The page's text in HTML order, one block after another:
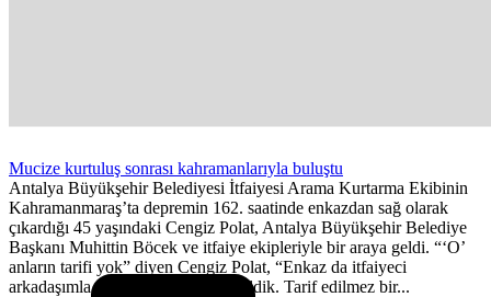
Mucize kurtuluş sonrası kahramanlarıyla buluştu
Antalya Büyükşehir Belediyesi İtfaiyesi Arama Kurtarma Ekibinin
Kahramanmaraş’ta depremin 162. saatinde enkazdan sağ olarak
çıkardığı 45 yaşındaki Cengiz Polat, Antalya Büyükşehir Belediye
Başkanı Muhittin Böcek ve itfaiye ekipleriyle bir araya geldi. “‘O’
anların tarifi yok” diyen Cengiz Polat, “Enkaz da itfaiyeci
arkadaşımla 15 saniye göz göze geldik. Tarif edilmez bir...